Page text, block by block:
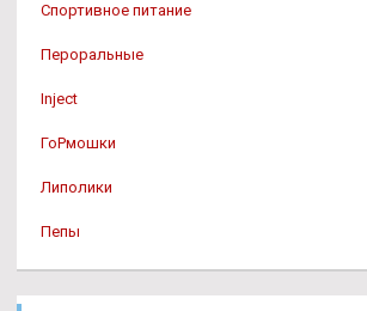
Спортивное питание
Пероральные
Inject
ГоРмошки
Липолики
Пепы